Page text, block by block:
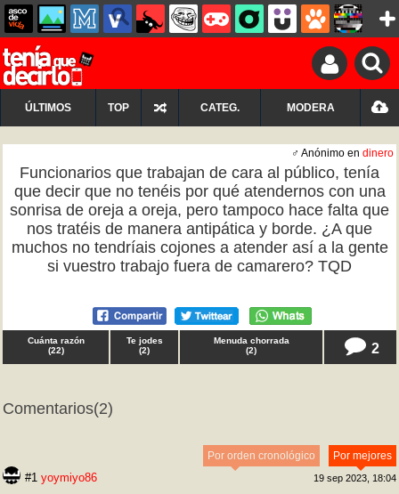
ÚLTIMOS TOP CATEG. MODERA
♂ Anónimo en dinero
Funcionarios que trabajan de cara al público, tenía
que decir que no tenéis por qué atendernos con una
sonrisa de oreja a oreja, pero tampoco hace falta que
nos tratéis de manera antipática y borde. ¿A que
muchos no tendríais cojones a atender así a la gente
si vuestro trabajo fuera de camarero? TQD
Cuánta razón
(22)
Te jodes
(2)
Menuda chorrada
(2) 2
Comentarios(2)
Por mejores
Por orden cronológico
#1 yoymiyo86 19 sep 2023, 18:04